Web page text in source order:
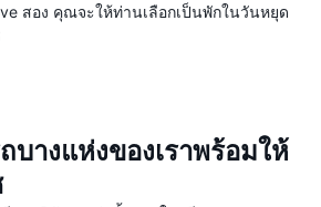
สอง คุณจะให้ท่านเลือกเป็นพักในวันหยุด
บางแห่งของเราพร้อมให้